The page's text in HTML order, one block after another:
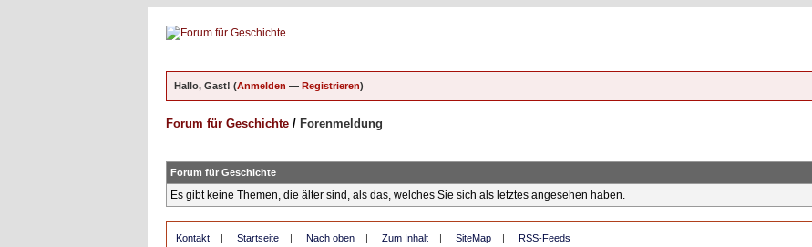
Hallo, Gast! (Anmelden — Registrieren)
Forum für Geschichte / Forenmeldung
Forum für Geschichte
Es gibt keine Themen, die älter sind, als das, welches Sie sich als letztes angesehen haben.
Kontakt | Startseite | Nach oben | Zum Inhalt | SiteMap | RSS-Feeds